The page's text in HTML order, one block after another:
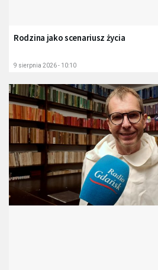
Rodzina jako scenariusz życia
9 sierpnia 2026 - 10:10